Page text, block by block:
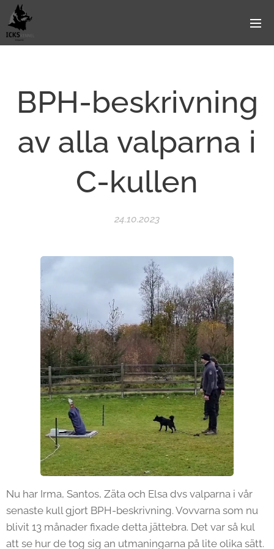
BPH-beskrivning
av alla valparna i
C-kullen
24.10.2023
Nu har Irma, Santos, Zäta och Elsa dvs valparna i vår
senaste kull gjort BPH-beskrivning. Vovvarna som nu
blivit 13 månader fixade detta jättebra. Det var så kul
att se hur de tog sig an utmaningarna på lite olika sätt.